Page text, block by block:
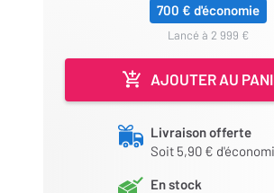
700 € d'économie
lancé à 2 999 €
AJOUTER AU
Livraison offerte
Soit 5,90 €
En stock